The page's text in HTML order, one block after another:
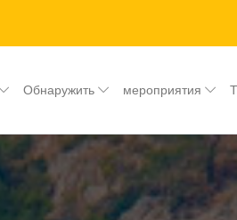
Обнаружить мероприятия